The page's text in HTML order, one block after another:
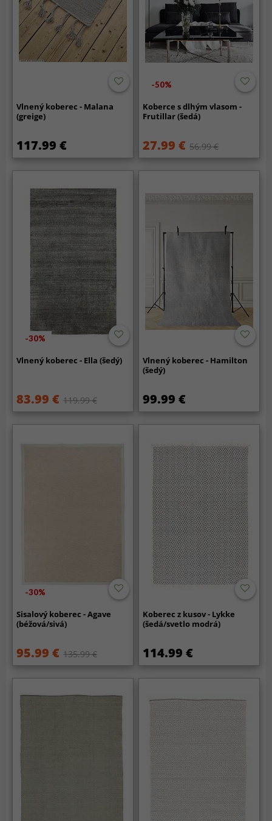
Vlnený koberec - Malana
(greige)
117.99 €
-50%
Koberce s dlhým vlasom -
Frutillar (šedá)
27.99 € 56.99 €
-30%
Vlnený koberec - Ella (šedý)
83.99 € 119.99 €
Vlnený koberec - Hamilton
(šedý)
99.99 €
-30%
Sisalový koberec - Agave
(béžová/sivá)
95.99 € 135.99 €
Koberec z kusov - Lykke
(šedá/svetlo modrá)
114.99 €